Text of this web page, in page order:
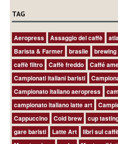
TAG
Aeropress Assaggio del caffè
Barista & Farmer
brasile brewing
caffè filtro
Caffè freddo Caffé
Campionati italiani baristi
Campionato italiano aeropress
campionato italiano latte art
Cappuccino
Cold brew cup
gare baristi
Latte Art libri sul